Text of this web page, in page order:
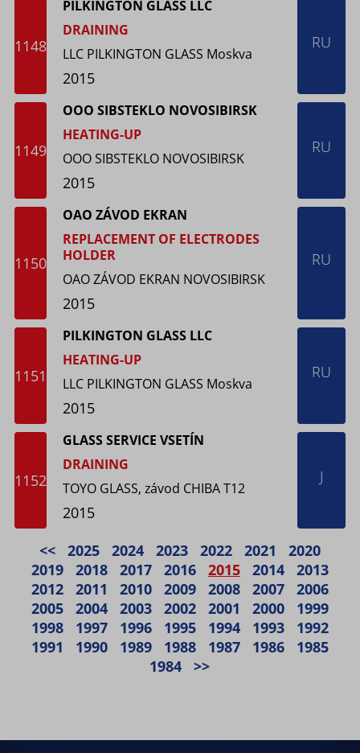
1148
PILKINGTON GLASS LLC
DRAINING
LLC PILKINGTON GLASS Moskva
2015
RU
1149
OOO SIBSTEKLO NOVOSIBIRSK
HEATING-UP
OOO SIBSTEKLO NOVOSIBIRSK
2015
RU
1150
OAO ZÁVOD EKRAN
REPLACEMENT OF ELECTRODES
HOLDER
OAO ZÁVOD EKRAN NOVOSIBIRSK
2015
RU
1151
PILKINGTON GLASS LLC
HEATING-UP
LLC PILKINGTON GLASS Moskva
2015
RU
1152
GLASS SERVICE VSETÍN
DRAINING
TOYO GLASS, závod CHIBA T12
2015
J
<< 2025 2024 2023 2022 2021
2020
2019
2018 2017 2016 2015 2014
2013
2012
2011 2010 2009 2008 2007
2006
2005
2004 2003 2002 2001 2000
1999
1998
1997 1996 1995 1994 1993
1992
1991
1990 1989 1988 1987 1986
1985
1984
>>